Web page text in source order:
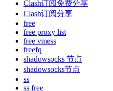
Clash订阅免费分享
Clash订阅分享
free
free proxy list
free vmess
freefq
shadowsocks 节点
shadowsocks节点
ss
ss free